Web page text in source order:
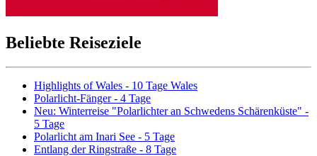
Beliebte Reiseziele
Highlights of Wales - 10 Tage Wales
Polarlicht-Fänger - 4 Tage
Neu: Winterreise "Polarlichter an Schwedens Schärenküste" -
5 Tage
Polarlicht am Inari See - 5 Tage
Entlang der Ringstraße - 8 Tage